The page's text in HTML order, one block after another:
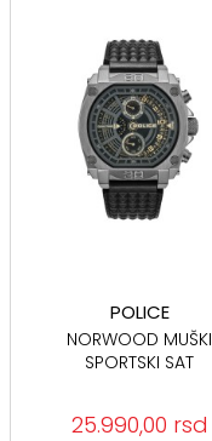
POLICE
NORWOOD MUŠKI
SPORTSKI SAT
25.990,00 rsd